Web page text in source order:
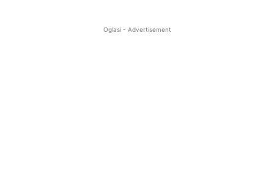
Oglasi - Advertisement